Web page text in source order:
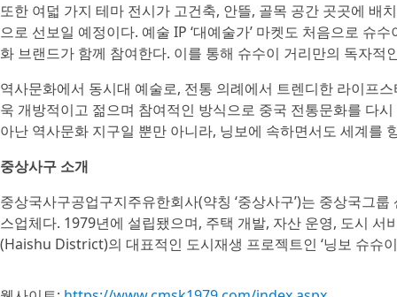
또한 여덟 가지 테마 전시가 고건축, 안뜰, 골목 공간 곳곳에 배
으로 선보일 예정이다. 예술 IP ‘대예술가’ 마켓도 처음으로 슈
화 브랜드가 함께 참여한다. 이를 통해 슈수이 거리만의 독자적
역사문화에서 동시대 예술로, 전통 의례에서 트렌디한 라이프
욱 개방적이고 젊으며 참여적인 방식으로 중국 전통문화를 다
아난 역사문화 지구일 뿐만 아니라, 닝보에 속하면서도 세계를
중상사구 소개
중상국사구공업구지주유한회사(약칭 ‘중상사구’)는 중상국그
스업체다. 1979년에 설립됐으며, 주택 개발, 자산 운영, 도시
(Haishu District)의 대표적인 도시재생 프로젝트인 ‘닝보 슈슈